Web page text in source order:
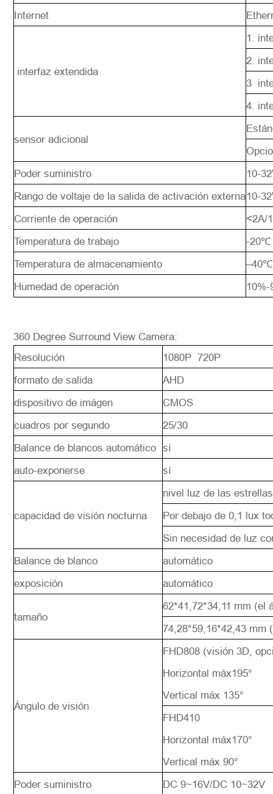
Internet
interfaz extendida
1.
2.
3
4.
sensor adicional
Poder suministro
10-
Rango de voltaje de la salida de activación externa10-
Corriente de operación
<2A/
Temperatura de trabajo
-20℃
Temperatura de almacenamiento
Humedad de operación
10%-
360 Degree Surround View Camera:
Resolución
1080P 720P
formato de salida
AHD
dispositivo de imágen
CMOS
cuadros por segundo
25/30
Balance de blancos automático
sí
auto-exponerse
sí
capacidad de visión nocturna
nivel luz de las estrellas
Por debajo de 0,1 lux
Sin necesidad de luz
Balance de blanco
automático
exposición
automático
tamaño
62*41,72*34,11 mm (el
74,28*59,16*42,43 mm
Ángulo de visión
FHD808 (visión 3D,
Horizontal máx195°
Vertical máx 135°
FHD410
Horizontal máx170°
Vertical máx 90°
Poder suministro
DC 9~16V/DC 10~32V